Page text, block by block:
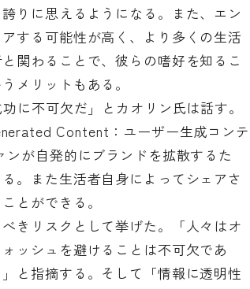
りに思えるようになる。また、エン
する可能性が高く、より多くの生活
関わることで、彼らの嗜好を知るこ
メリットもある。
に不可欠だ」とカオリン氏は話す。
Content：ユーザー生成コンテ
が自発的にブランドを拡散するた
。また生活者自身によってシェアさ
とができる。
きリスクとして挙げた。「人々はオ
ッシュを避けることは不可欠であ
と指摘する。そして「情報に透明性